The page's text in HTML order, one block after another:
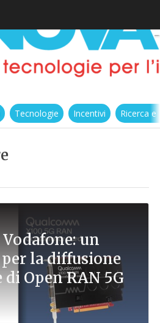
Tecnologie Incentivi Ricerca
un
la diffusione
Open RAN 5G